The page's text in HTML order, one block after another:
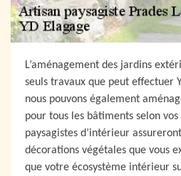
L’aménagement des jardins
seuls travaux que peut effectuer
nous pouvons également
pour tous les bâtiments selon vos
paysagistes d’intérieur
décorations végétales que vous
que votre écosystème intérieur